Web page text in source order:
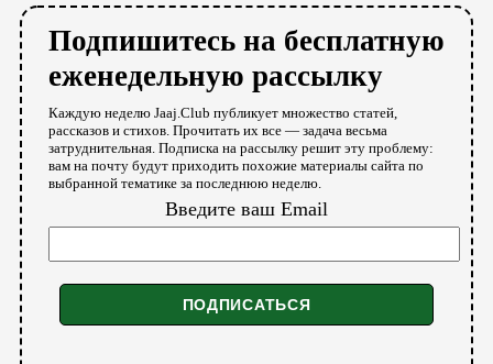
Подпишитесь на бесплатную
еженедельную рассылку
Каждую неделю Jaaj.Club публикует множество статей,
рассказов и стихов. Прочитать их все — задача весьма
затруднительная. Подписка на рассылку решит эту проблему:
вам на почту будут приходить похожие материалы сайта по
выбранной тематике за последнюю неделю.
Введите ваш Email